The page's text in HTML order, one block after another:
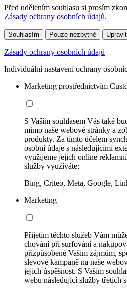
Před udělením souhlasu si prosím
Zásady ochrany osobních údajů.
Souhlasím Pouze nezbytné
Zásady ochrany osobních údajů
Individuální nastavení ochrany
Marketing prostřednictvím
S Vaším souhlasem Vás také
mimo naše webové stránky a
produkty. Za tímto účelem
osobní údaje s následujícími
využijeme jejich online
služby využíváte:
Bing, Criteo, Meta, Google,
Marketing
Přijetím těchto služeb Vám
chování při surfování a
přizpůsobené Vašim zájmům,
slevové kampaně na naše
jejich úspěšnost. S Vaším
webu následující služby třetích